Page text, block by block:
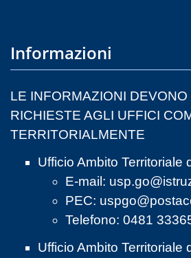
Informazioni
LE INFORMAZIONI
RICHIESTE AGLI UFFICI
TERRITORIALMENTE
Ufficio Ambito Territoriale
E-mail:
PEC:
Telefono: 0481
Ufficio Ambito Territoriale